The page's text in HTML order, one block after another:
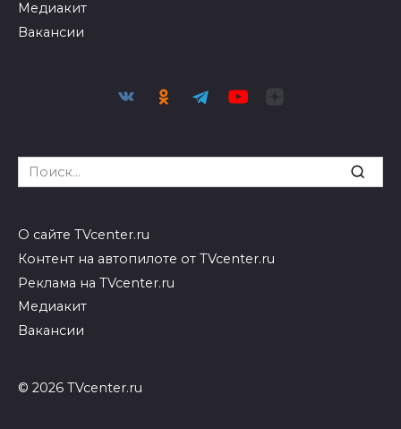
Медиакит
Вакансии
Search
for:
О сайте TVcenter.ru
Контент на автопилоте от TVcenter.ru
Реклама на TVcenter.ru
Медиакит
Вакансии
© 2026 TVcenter.ru